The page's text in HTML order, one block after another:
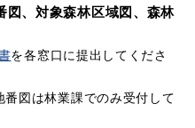
図、対象森林区域図、森林
を各窓口に提出してくださ
図は林業課でのみ受付して